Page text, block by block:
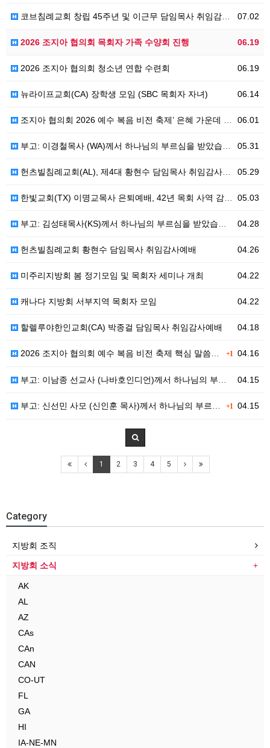
07.02
코브침례교회 창립 45주년 및 이근무 담임목사 취임감사예배
06.19
2026 조지아 협의회 목회자 가족 수양회 진행
06.19
2026 조지아 협의회 청소년 연합 수련회
06.14
뉴라이프교회(CA) 장학생 모임 (SBC 목회자 자녀)
06.01
조지아 협의회 2026 예수 복음 비전 축제’ 은혜 가운데 성료
05.31
부고: 이경철목사 (WA)께서 하나님의 부르심을 받았습니다.
05.29
헌츠빌침례교회(AL), 제4대 황현수 담임목사 취임감사예배 드려
05.03
한빛교회(TX) 이명교목사 은퇴예배, 42년 목회 사역 감사로 마무리
04.28
부고: 김성태목사(KS)께서 하나님의 부르심을 받았습니다.
04.26
헌츠빌침례교회 황현수 담임목사 취임감사예배
04.22
미주리지방회 봄 정기모임 및 목회자 세미나 개최
04.22
캐나다 지방회 서부지역 목회자 모임
04.18
할렐루야한인교회(CA) 박종걸 담임목사 취임감사예배
+1 04.16
2026 조지아 협의회 예수 복음 비전 축제 핵심 말씀 및 강사 메시지 안내
04.15
부고: 이남종 선교사 (나바호인디언)께서 하나님의 부르심을 받았습니다.
+1 04.15
부고: 신선민 사모 (신인훈 목사)께서 하나님의 부르심을 받았습니다.
1 2 3 4 5
Category
지방회 조직
지방회 소식
AK
AL
AZ
CAs
CAn
CAN
CO-UT
FL
GA
HI
IA-NE-MN